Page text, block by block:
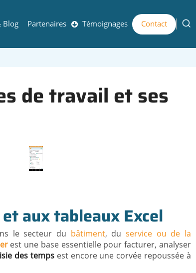
Blog Partenaires Témoignages Contact
de travail et ses
aux tableaux Excel
le secteur du bâtiment, du service ou de la
est une base essentielle pour facturer, analyser
des tempsest encore une corvée repoussée à